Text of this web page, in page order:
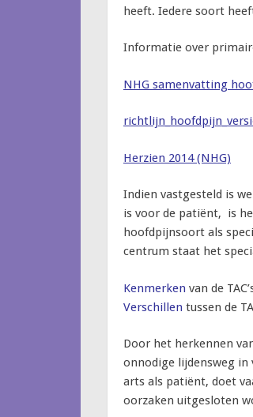
heeft. Iedere soort
Informatie over
NHG samenvatting
Herzien 2014 (NHG)
Indien vastgesteld is
is voor de patiënt, is
hoofdpijnsoort als
centrum staat het
Kenmerken van de
Verschillen tussen de
Door het herkennen
onnodige lijdensweg in
arts als patiënt, doet
oorzaken uitgesloten